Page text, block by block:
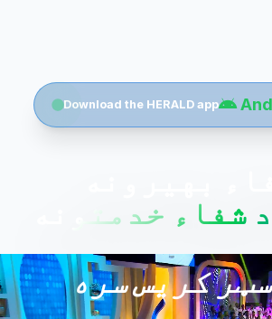
Download the HERALD app
شفاء خدمتونه
کريس سره